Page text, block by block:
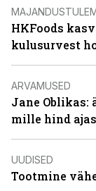
HKFoods
kulusurvest
ARVAMUSED
Jane Oblikas:
mille hind
UUDISED
Tootmine